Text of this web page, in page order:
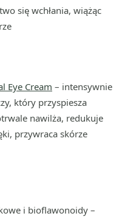
się wchłania, wiążąc
Eye Cream – intensywnie
który przyspiesza
nawilża, redukuje
przywraca skórze
i bioflawonoidy –